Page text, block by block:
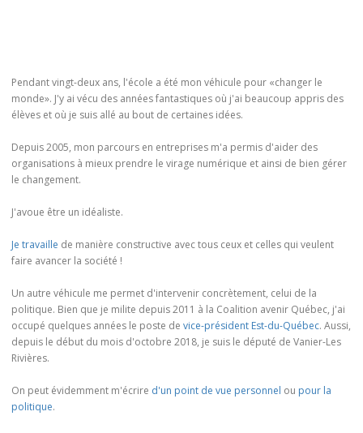
Pendant vingt-deux ans, l'école a été mon véhicule pour «changer le
monde». J'y ai vécu des années fantastiques où j'ai beaucoup appris des
élèves et où je suis allé au bout de certaines idées.
Depuis 2005, mon parcours en entreprises m'a permis d'aider des
organisations à mieux prendre le virage numérique et ainsi de bien gérer
le changement.
J'avoue être un idéaliste.
Je travaille de manière constructive avec tous ceux et celles qui veulent
faire avancer la société !
Un autre véhicule me permet d'intervenir concrètement, celui de la
politique. Bien que je milite depuis 2011 à la Coalition avenir Québec, j'ai
occupé quelques années le poste de vice-président Est-du-Québec. Aussi,
depuis le début du mois d'octobre 2018, je suis le député de Vanier-Les
Rivières.
On peut évidemment m'écrire d'un point de vue personnel ou pour la
politique.